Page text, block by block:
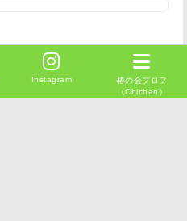
Instagram
椿の会プロフ
（Chichan）